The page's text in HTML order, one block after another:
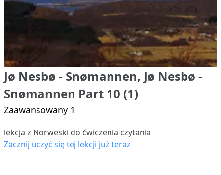
Jø Nesbø - Snømannen, Jø Nesbø -
Snømannen Part 10 (1)
Zaawansowany 1
lekcja z Norweski do ćwiczenia czytania
Zacznij uczyć się tej lekcji już teraz